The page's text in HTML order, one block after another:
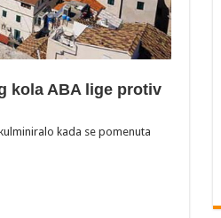
kola ABA lige protiv
kada se pomenuta